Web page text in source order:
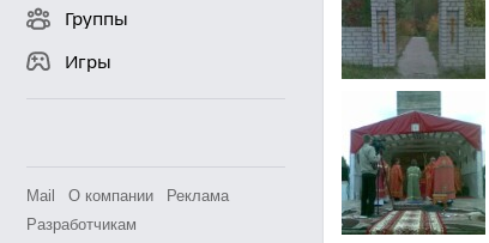
Группы
Игры
Mail О компании
Реклама
Разработчикам